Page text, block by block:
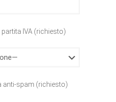
IVA (richiesto)
anti-spam (richiesto)